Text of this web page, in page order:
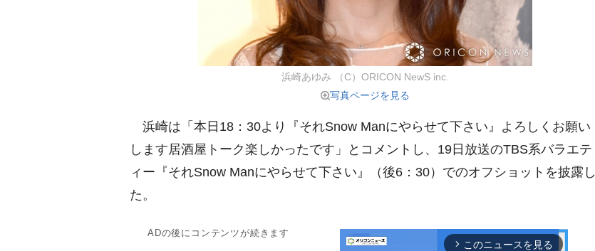
浜崎あゆみ （C）ORICON NewS inc.
写真ページを見る
浜崎は「本日18：30より『それSnow Manにやらせて下さい』よろしくお願い
します居酒屋トーク楽しかったです」とコメントし、19日放送のTBS系バラエテ
ィー『それSnow Manにやらせて下さい』（後6：30）でのオフショットを披露し
た。
ADの後にコンテンツが続きます
arrow_forward_ios このニュースを見る